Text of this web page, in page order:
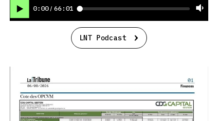
0:00 / 66:01
LNT Podcast